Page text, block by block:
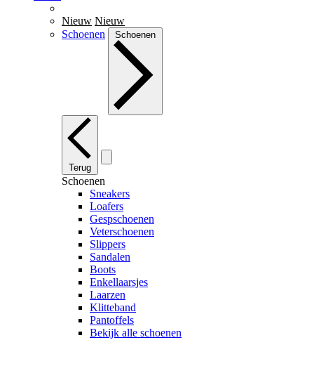
Nieuw Nieuw
Schoenen
Schoenen
Terug
Schoenen
Sneakers
Loafers
Gespschoenen
Veterschoenen
Slippers
Sandalen
Boots
Enkellaarsjes
Laarzen
Klitteband
Pantoffels
Bekijk alle schoenen